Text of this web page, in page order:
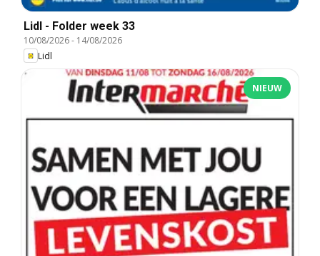
Lidl - Folder week 33
10/08/2026- 14/08/2026
Lidl
NIEUW